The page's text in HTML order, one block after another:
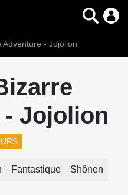
Adventure - Jojolion
Jojolion
Fantastique Shônen